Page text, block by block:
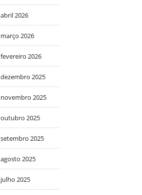
abril 2026
março 2026
fevereiro 2026
dezembro 2025
novembro 2025
outubro 2025
setembro 2025
agosto 2025
julho 2025